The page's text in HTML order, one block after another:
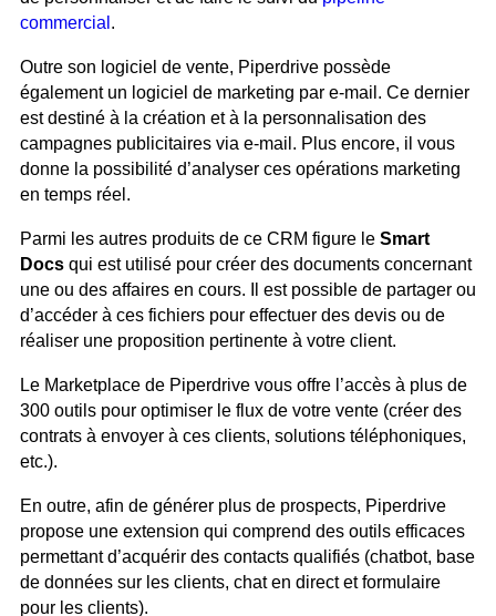
commercial .
Outre son logiciel de vente, Piperdrive possède
également un logiciel de marketing par e-mail. Ce dernier
est destiné à la création et à la personnalisation des
campagnes publicitaires via e-mail. Plus encore, il vous
donne la possibilité d’analyser ces opérations marketing
en temps réel.
Parmi les autres produits de ce CRM figure le Smart
Docs qui est utilisé pour créer des documents concernant
une ou des affaires en cours. Il est possible de partager ou
d’accéder à ces fichiers pour effectuer des devis ou de
réaliser une proposition pertinente à votre client.
Le Marketplace de Piperdrive vous offre l’accès à plus de
300 outils pour optimiser le flux de votre vente (créer des
contrats à envoyer à ces clients, solutions téléphoniques,
etc.).
En outre, afin de générer plus de prospects, Piperdrive
propose une extension qui comprend des outils efficaces
permettant d’acquérir des contacts qualifiés (chatbot, base
de données sur les clients, chat en direct et formulaire
pour les clients).